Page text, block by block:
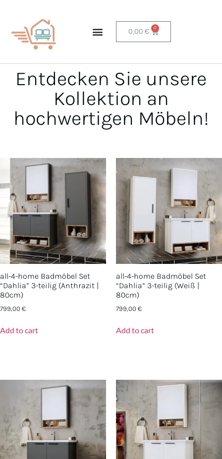
0,00 € 0
Entdecken Sie unsere
Kollektion an
hochwertigen Möbeln!
all-4-home Badmöbel Set
“Dahlia” 3-teilig (Anthrazit |
80cm)
799,00€
Add to cart
all-4-home Badmöbel Set
“Dahlia” 3-teilig (Weiß |
80cm)
799,00€
Add to cart